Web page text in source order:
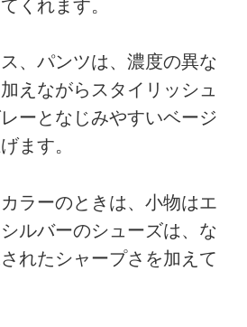
くれます。
、パンツは、濃度の異な
えながらスタイリッシュ
ーとなじみやすいベージ
ます。
ラーのときは、小物はエ
ルバーのシューズは、な
れたシャープさを加えて